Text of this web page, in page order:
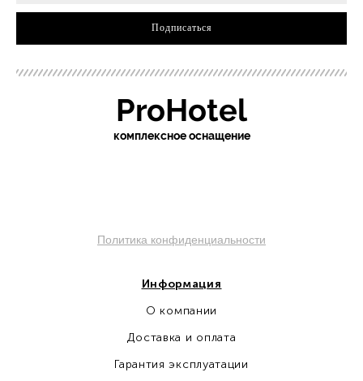
Подписаться
ProHotel
комплексное оснащение
Политика конфиденциальности
Информация
О компании
Доставка и оплата
Гарантия эксплуатации